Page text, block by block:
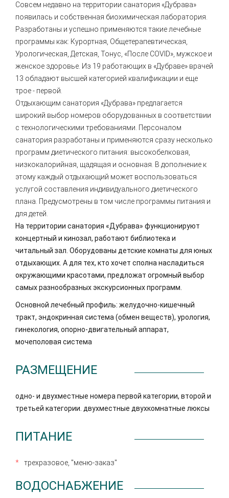
Совсем недавно на территории санатория «Дубрава»
появилась и собственная биохимическая лаборатория.
Разработаны и успешно применяются такие лечебные
программы как: Курортная, Общетерапевтическая,
Урологическая, Детская, Тонус, «После COVID», мужское и
женское здоровье. Из 19 работающих в «Дубраве» врачей
13 обладают высшей категорией квалификации и еще
трое - первой.
Отдыхающим санатория «Дубрава» предлагается
широкий выбор номеров оборудованных в соответствии
с технологическими требованиями. Персоналом
санатория разработаны и применяются сразу несколько
программ диетического питания: высокобелковая,
низкокалорийная, щадящая и основная. В дополнение к
этому каждый отдыхающий может воспользоваться
услугой составления индивидуального диетического
плана. Предусмотрены в том числе программы питания и
для детей.
На территории санатория «Дубрава» функционируют
концертный и кинозал, работают библиотека и
читальный зал. Оборудованы детские комнаты для юных
отдыхающих. А для тех, кто хочет сполна насладиться
окружающими красотами, предложат огромный выбор
самых разнообразных экскурсионных программ.
Основной лечебный профиль: желудочно-кишечный
тракт, эндокринная система (обмен веществ), урология,
гинекология, опорно-двигательный аппарат,
мочеполовая система
РАЗМЕЩЕНИЕ
одно- и двухместные номера первой категории, второй и
третьей категории. двухместные двухкомнатные люксы
ПИТАНИЕ
трехразовое, "меню-заказ"
ВОДОСНАБЖЕНИЕ